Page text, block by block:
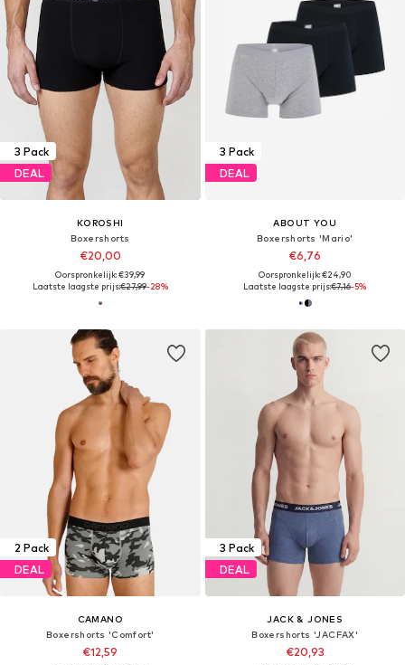
3 Pack
DEAL
KOROSHI
Boxershorts
€20,00
Oorspronkelijk: €39,99
Laatste laagste prijs:€27,99-28%
3 Pack
DEAL
ABOUT YOU
Boxershorts 'Mario'
€6,76
Oorspronkelijk: €24,90
Laatste laagste prijs:€7,16-5%
2 Pack
DEAL
CAMANO
Boxershorts 'Comfort'
€12,59
3 Pack
DEAL
JACK & JONES
Boxershorts 'JACFAX'
€20,93